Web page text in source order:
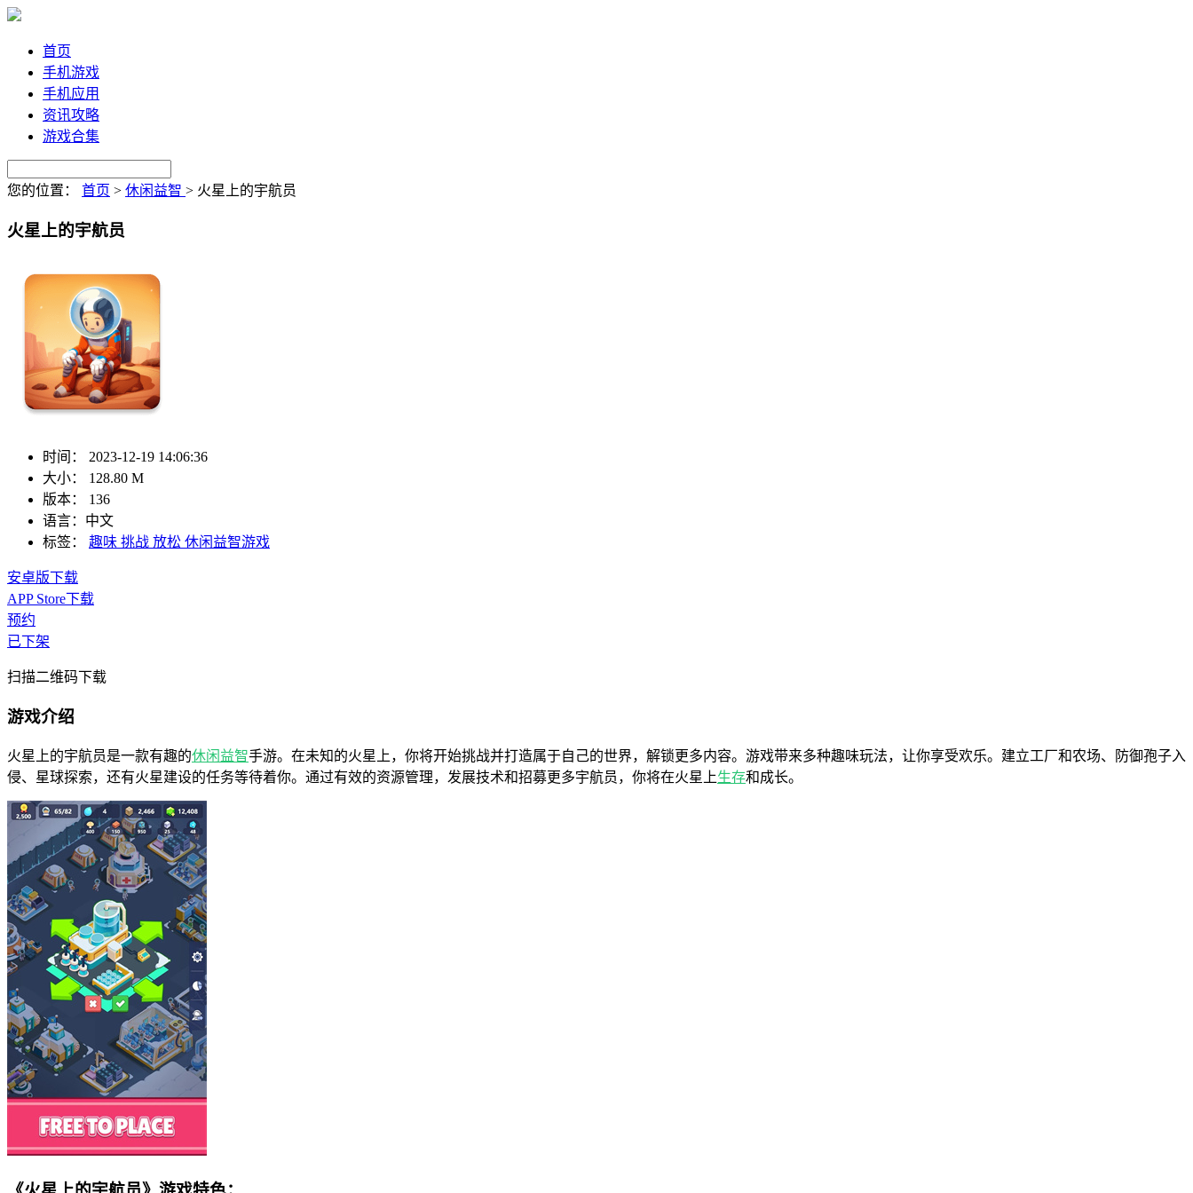
首页
手机游戏
手机应用
资讯攻略
游戏合集
您的位置： 首页 > 休闲益智 > 火星上的宇航员
火星上的宇航员
时间：
2023-12-19 14:06:36
大小：
128.80 M
版本：
136
语言： 中文
标签：
趣味 挑战 放松 休闲益智游戏
安卓版下载
APP Store下载
预约
已下架
扫描二维码下载
游戏介绍
火星上的宇航员是一款有趣的休闲 益智手游。在未知的火星上，你将开始挑战并打造属于自己的世界，解锁更多内容。游戏带来多种趣味玩法，让你享受欢乐。建立工厂和农场、防御孢子入
侵、星球探索，还有火星建设的任务等待着你。通过有效的资源管理，发展技术和招募更多宇航员，你将在火星上生存和成长。